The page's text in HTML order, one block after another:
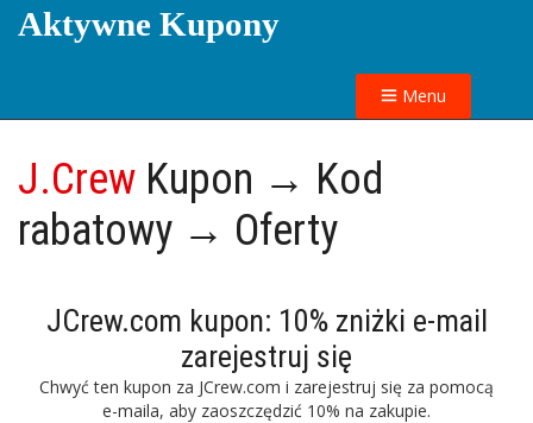
Aktywne Kupony
Menu
J.Crew Kupon → Kod
rabatowy → Oferty
JCrew.com kupon: 10% zniżki e-mail
zarejestruj się
Chwyć ten kupon za JCrew.com i zarejestruj się za pomocą
e-maila, aby zaoszczędzić 10% na zakupie.